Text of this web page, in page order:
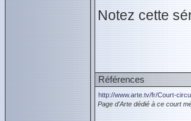
Notez cette
Références
http://www.arte.tv/fr/Court-
Page d'Arte dédié à ce court